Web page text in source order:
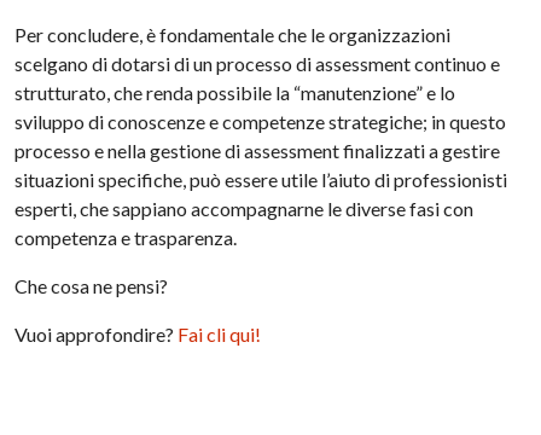
Per concludere, è fondamentale che le organizzazioni
scelgano di dotarsi di un processo di assessment continuo e
strutturato, che renda possibile la “manutenzione” e lo
sviluppo di conoscenze e competenze strategiche; in questo
processo e nella gestione di assessment finalizzati a gestire
situazioni specifiche, può essere utile l’aiuto di professionisti
esperti, che sappiano accompagnarne le diverse fasi con
competenza e trasparenza.
Che cosa ne pensi?
Vuoi approfondire? Fai cli qui!